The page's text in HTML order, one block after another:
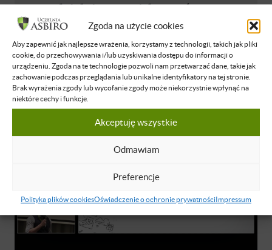
Zgoda na użycie cookies
Aby zapewnić jak najlepsze wrażenia, korzystamy z technologii, takich jak pliki
cookie, do przechowywania i/lub uzyskiwania dostępu do informacji o
urządzeniu. Zgoda na te technologie pozwoli nam przetwarzać dane, takie jak
zachowanie podczas przeglądania lub unikalne identyfikatory na tej stronie.
Brak wyrażenia zgody lub wycofanie zgody może niekorzystnie wpłynąć na
niektóre cechy i funkcje.
Akceptuję wszystkie
Odmawiam
Preferencje
Polityka plików cookiesOświadczenie o ochronie prywatnościImpressum
samodzielnie zaprojektować,
uruchomić i poprowadzić skuteczną
kampanię reklamową na Facebooku
oraz Instagramie?
NIEDOSTĘPNE POLSKI 25 STY 2020